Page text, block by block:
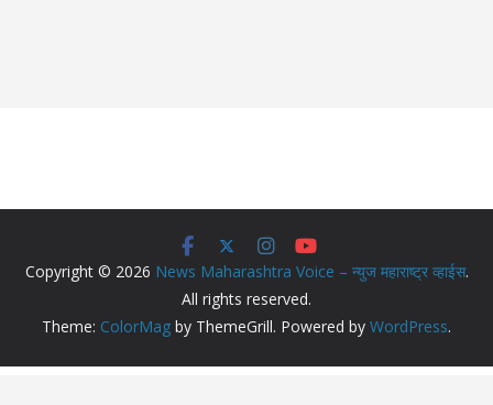
Copyright © 2026 News Maharashtra Voice – न्युज महाराष्ट्र व्हाईस.
All rights reserved.
Theme: ColorMag by ThemeGrill. Powered by WordPress.